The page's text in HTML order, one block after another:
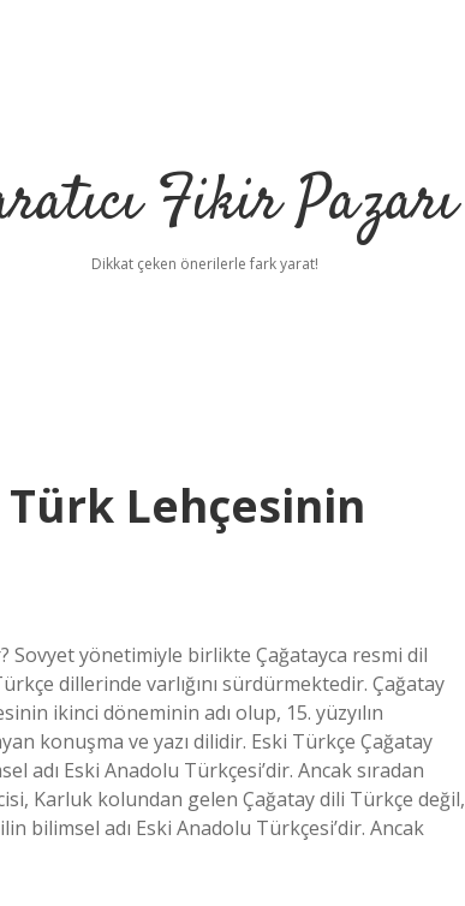
Fikir Pazarı
Dikkat çeken önerilerle fark yarat!
Lehçesinin
Sovyet yönetimiyle birlikte Çağatayca resmi dil
dillerinde varlığını sürdürmektedir. Çağatay
ikinci döneminin adı olup, 15. yüzyılın
konuşma ve yazı dilidir. Eski Türkçe Çağatay
adı Eski Anadolu Türkçesi’dir. Ancak sıradan
Karluk kolundan gelen Çağatay dili Türkçe değil,
bilimsel adı Eski Anadolu Türkçesi’dir. Ancak